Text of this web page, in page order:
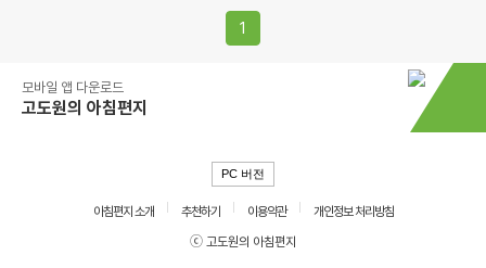
1
모바일 앱 다운로드
고도원의 아침편지
PC 버전
아침편지 소개 추천하기 이용약관
개인정보 처리방침
ⓒ 고도원의 아침편지